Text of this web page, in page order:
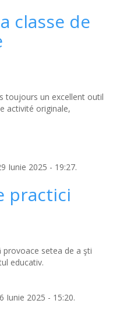
classe de
toujours un excellent outil
activité originale,
Iunie 2025 - 19:27.
practici
setea de a şti
educativ.
Iunie 2025 - 15:20.